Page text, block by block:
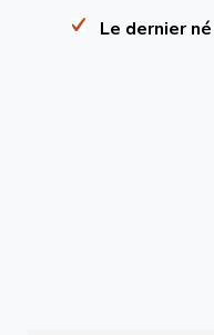
Le dernier